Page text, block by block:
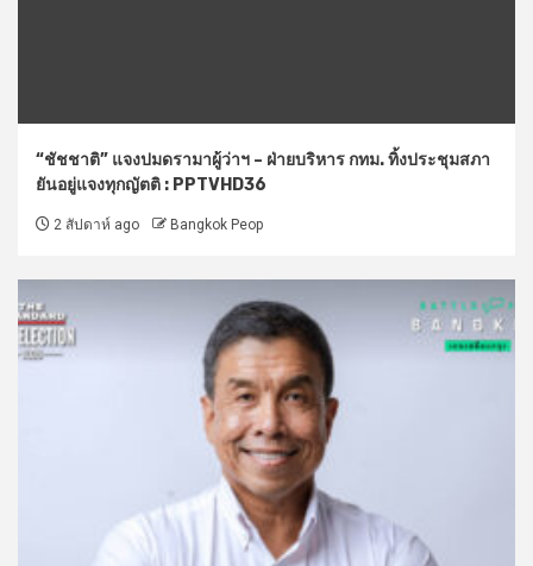
“ชัชชาติ” แจงปมดรามาผู้ว่าฯ – ฝ่ายบริหาร กทม. ทิ้งประชุมสภา
ยันอยู่แจงทุกญัตติ : PPTVHD36
2 สัปดาห์ ago Bangkok Peop